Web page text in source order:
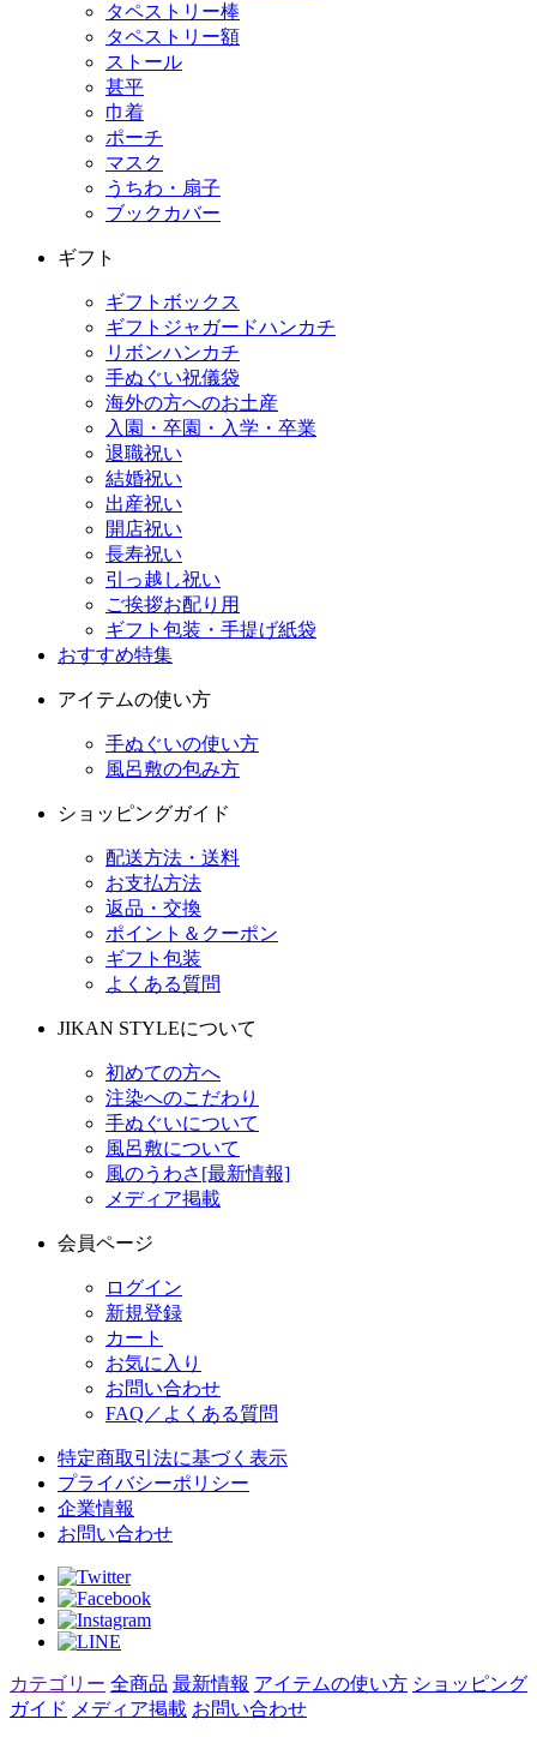
タペストリー棒
タペストリー額
ストール
甚平
巾着
ポーチ
マスク
うちわ・扇子
ブックカバー
ギフト
ギフトボックス
ギフトジャガードハンカチ
リボンハンカチ
手ぬぐい祝儀袋
海外の方へのお土産
入園・卒園・入学・卒業
退職祝い
結婚祝い
出産祝い
開店祝い
長寿祝い
引っ越し祝い
ご挨拶お配り用
ギフト包装・手提げ紙袋
おすすめ特集
アイテムの使い方
手ぬぐいの使い方
風呂敷の包み方
ショッピングガイド
配送方法・送料
お支払方法
返品・交換
ポイント＆クーポン
ギフト包装
よくある質問
JIKAN STYLEについて
初めての方へ
注染へのこだわり
手ぬぐいについて
風呂敷について
風のうわさ[最新情報]
メディア掲載
会員ページ
ログイン
新規登録
カート
お気に入り
お問い合わせ
FAQ／よくある質問
特定商取引法に基づく表示
プライバシーポリシー
企業情報
お問い合わせ
カテゴリー 全商品 最新情報 アイテムの使い方 ショッピング
ガイド メディア掲載 お問い合わせ